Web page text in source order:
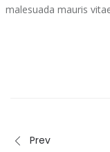
malesuada mauris
Prev